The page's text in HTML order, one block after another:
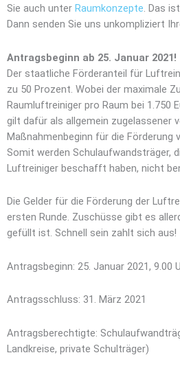
Sie auch unter Raumkonzepte. Das
Dann senden Sie uns unkompliziert
Antragsbeginn ab 25. Januar 2021!
Der staatliche Förderanteil für
zu 50 Prozent. Wobei der maximale
Raumluftreiniger pro Raum bei 1.750
gilt dafür als allgemein zugelassener
Maßnahmenbeginn für die Förderung
Somit werden Schulaufwandsträger,
Luftreiniger beschafft haben, nicht
Die Gelder für die Förderung der
ersten Runde. Zuschüsse gibt es
gefüllt ist. Schnell sein zahlt sich aus!
Antragsbeginn: 25. Januar 2021, 9.00
Antragsschluss: 31. März 2021
Antragsberechtigte:
Landkreise, private Schulträger)